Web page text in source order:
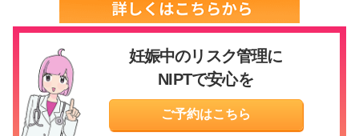
妊娠中のリスク管理に
NIPTで安心を
ご予約はこちら